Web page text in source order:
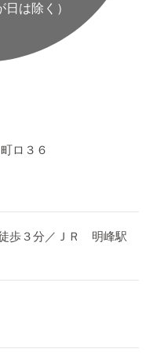
は除く）
ロ３６
歩３分／ＪＲ 明峰駅